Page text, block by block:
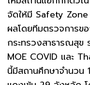
จัดให้มี Safety Zone
ผลโดยทีมตรวจการข
กระทรวงสาธารณสุข
MOE COVID และ
นี้มีสถานศึกษาจำนวน